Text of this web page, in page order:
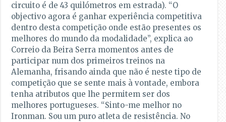
circuito é de 43 quilómetros em estrada). “O
objectivo agora é ganhar experiência competitiva
dentro desta competição onde estão presentes os
melhores do mundo da modalidade”, explica ao
Correio da Beira Serra momentos antes de
participar num dos primeiros treinos na
Alemanha, frisando ainda que não é neste tipo de
competição que se sente mais à vontade, embora
tenha atributos que lhe permitem ser dos
melhores portugueses. “Sinto-me melhor no
Ironman. Sou um puro atleta de resistência. No